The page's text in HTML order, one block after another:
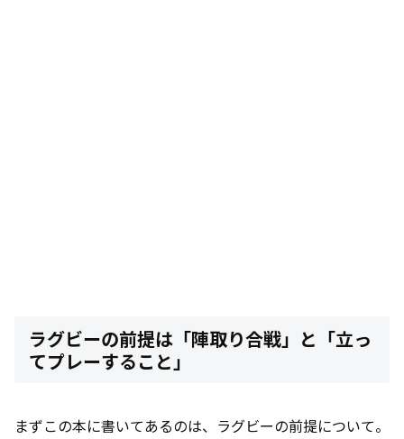
ラグビーの前提は「陣取り合戦」と「立っ
てプレーすること」
まずこの本に書いてあるのは、ラグビーの前提について。